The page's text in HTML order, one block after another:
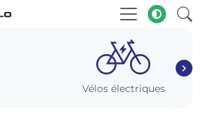
Vélos électriques